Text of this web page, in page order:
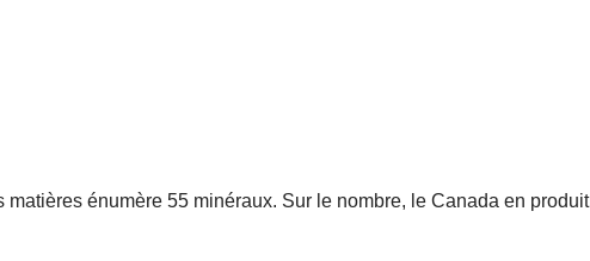
énumère 55 minéraux. Sur le nombre, le Canada en